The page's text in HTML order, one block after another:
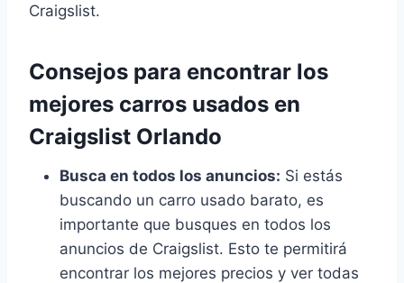
Craigslist.
Consejos para encontrar los
mejores carros usados en
Craigslist Orlando
Busca en todos los anuncios: Si estás
buscando un carro usado barato, es
importante que busques en todos los
anuncios de Craigslist. Esto te permitirá
encontrar los mejores precios y ver todas